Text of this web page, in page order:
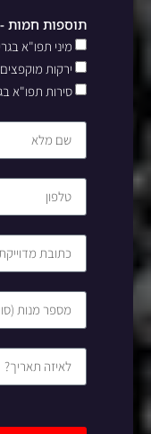
תוספות חמות -עד 3 סוגים
מיני תפו"א
ירקות מוקפצים
סירות תפו"א